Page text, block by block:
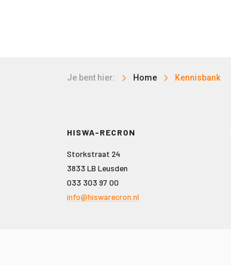
Je bent hier: Home Kennisbank
HISWA-RECRON
Storkstraat 24
3833 LB Leusden
033 303 97 00
info@hiswarecron.nl